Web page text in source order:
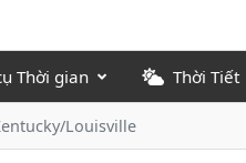
Thời gian Thời Tiết
Louisville